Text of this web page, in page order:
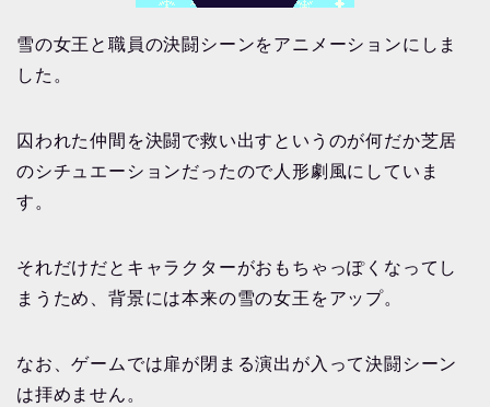
雪の女王と職員の決闘シーンをアニメーションにしま
した。
囚われた仲間を決闘で救い出すというのが何だか芝居
のシチュエーションだったので人形劇風にしていま
す。
それだけだとキャラクターがおもちゃっぽくなってし
まうため、背景には本来の雪の女王をアップ。
なお、ゲームでは扉が閉まる演出が入って決闘シーン
は拝めません。